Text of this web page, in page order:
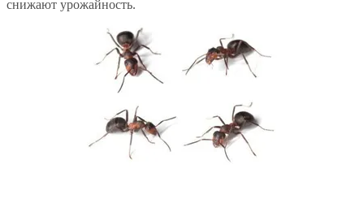
снижают урожайность.